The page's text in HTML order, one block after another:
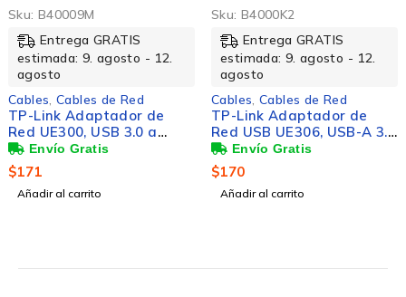
Sku: B40009M
Entrega GRATIS
estimada: 9. agosto - 12.
agosto
Cables Cables de Red
TP-Link Adaptador de
Red UE300, USB 3.0 a
Ethernet Gigabit,
Alámbrico
$171
Añadir al carrito
Sku: B4000K2
Entrega GRATIS
estimada: 9. agosto - 12.
agosto
Cables Cables de Red
TP-Link Adaptador de
Red USB UE306, USB-A 3.0
Macho - Gigabit Ethernet
RJ-45 Hembra, 1 Gbit/s,
Negro
$170
Añadir al carrito